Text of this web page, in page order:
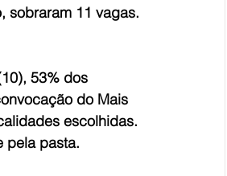
sobraram 11 vagas.
53% dos
do Mais
escolhidas.
pela pasta.